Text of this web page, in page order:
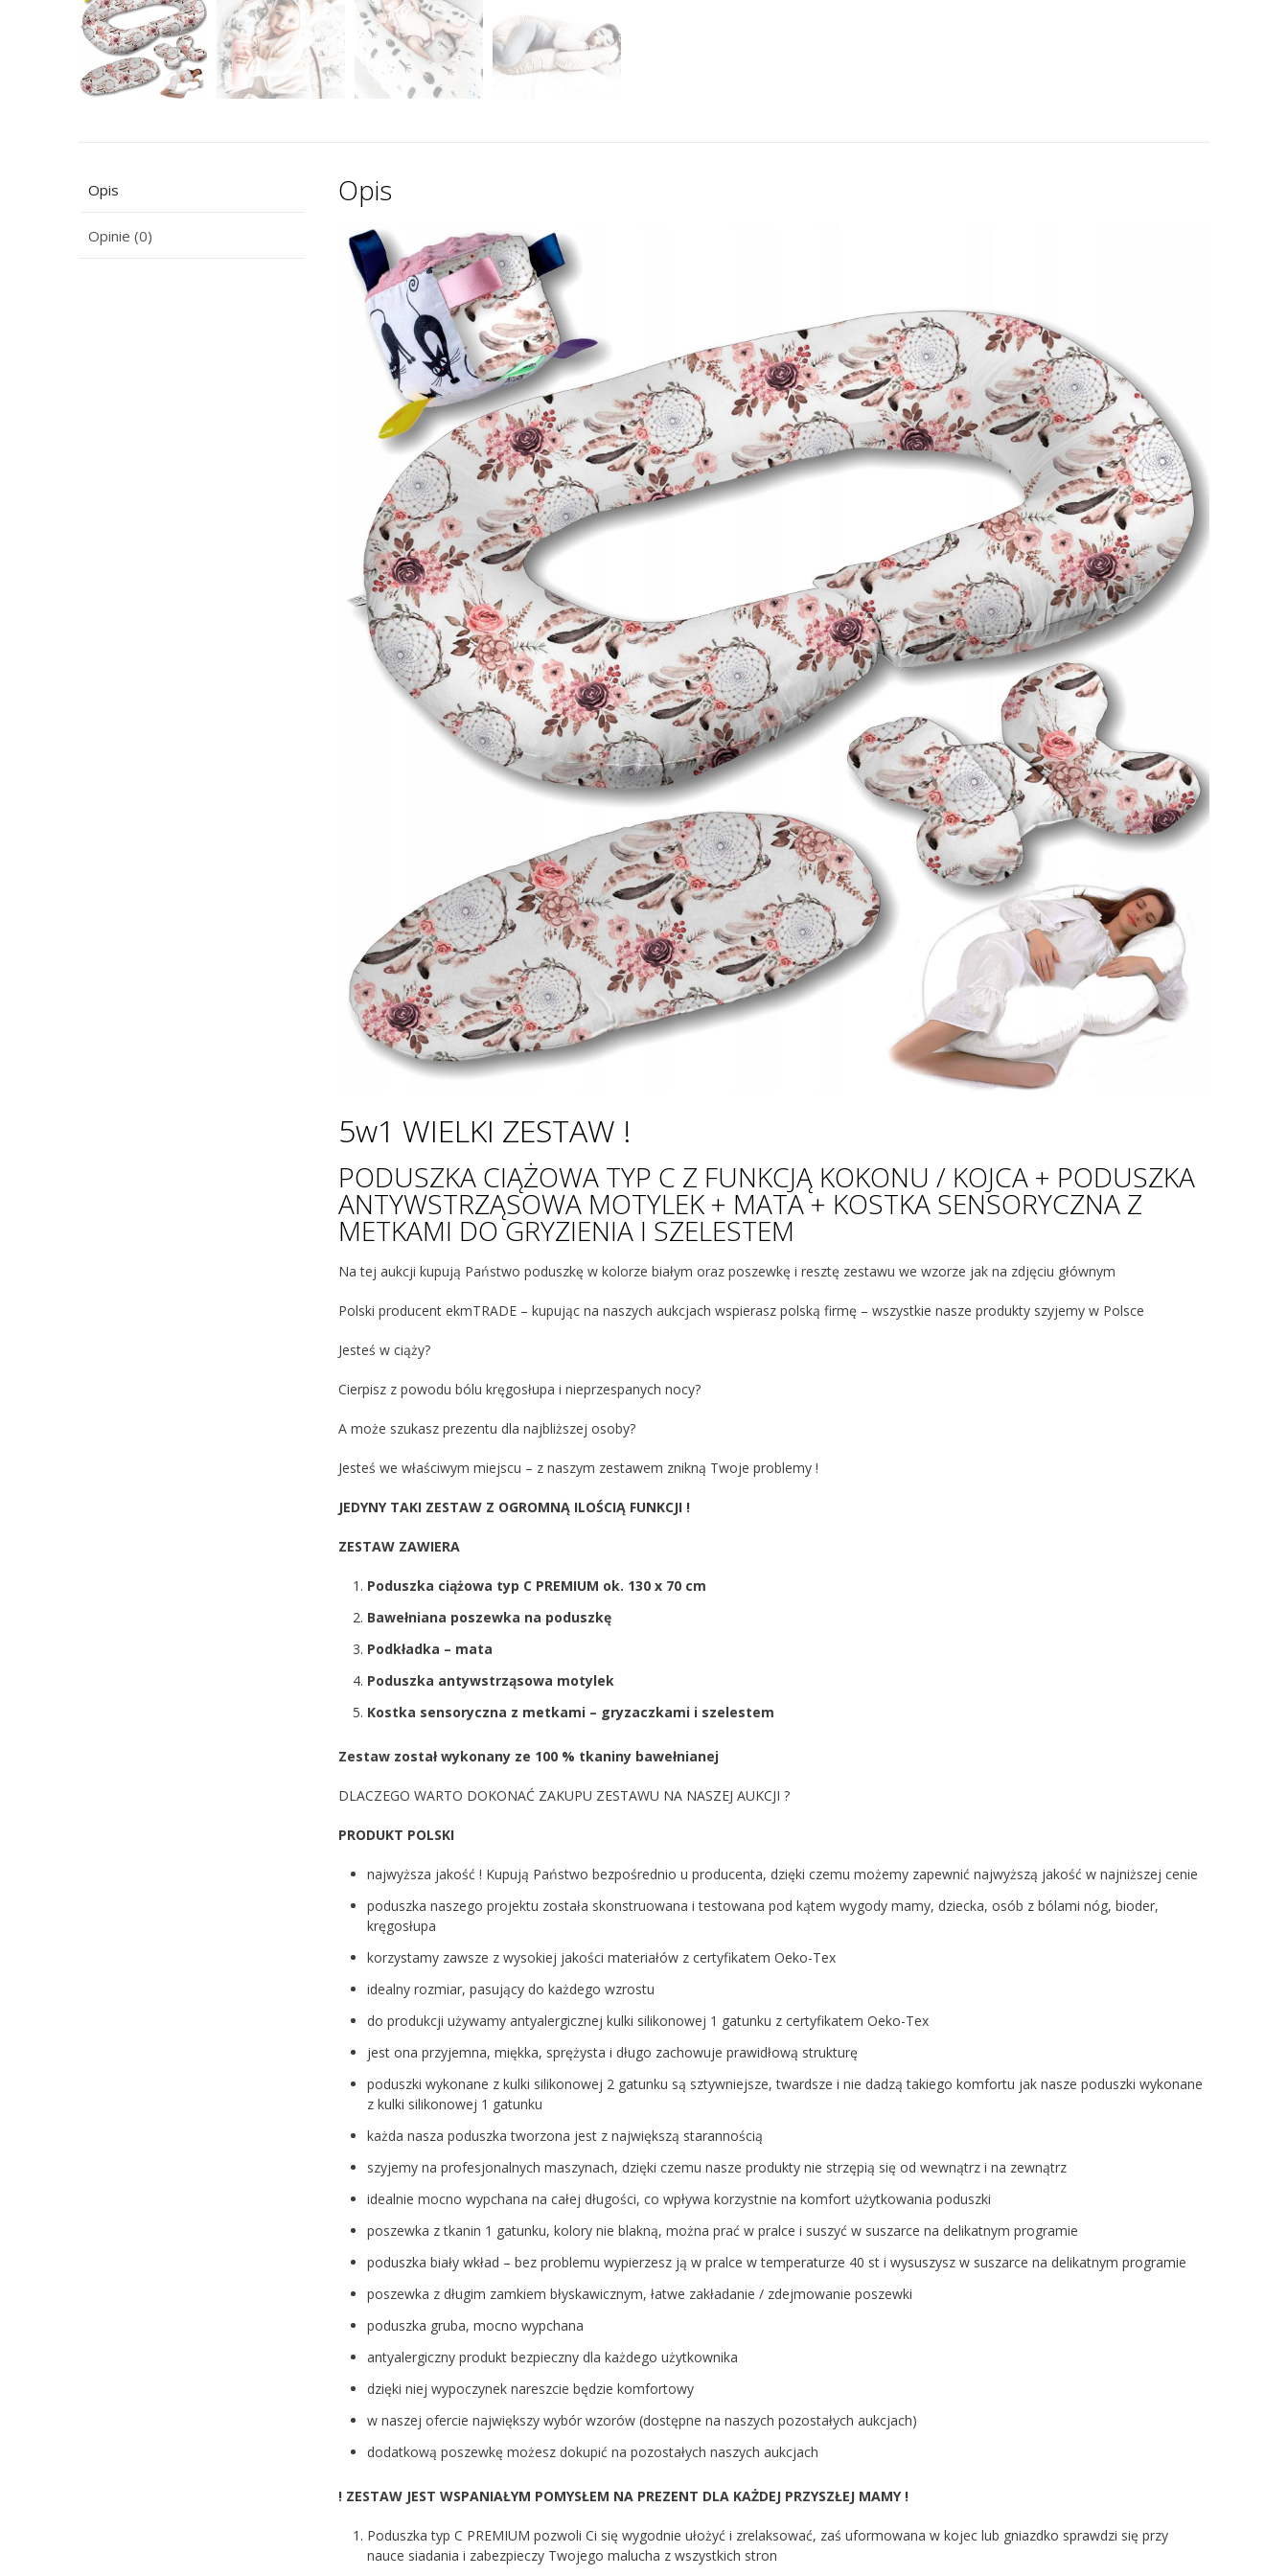
Opis
Opinie (0)
Opis
5w1 WIELKI ZESTAW !
PODUSZKA CIĄŻOWA TYP C Z FUNKCJĄ KOKONU / KOJCA + PODUSZKA
ANTYWSTRZĄSOWA MOTYLEK + MATA + KOSTKA SENSORYCZNA Z
METKAMI DO GRYZIENIA I SZELESTEM
Na tej aukcji kupują Państwo poduszkę w kolorze białym oraz poszewkę i resztę zestawu we wzorze jak na zdjęciu głównym
Polski producent ekmTRADE – kupując na naszych aukcjach wspierasz polską firmę – wszystkie nasze produkty szyjemy w Polsce
Jesteś w ciąży?
Cierpisz z powodu bólu kręgosłupa i nieprzespanych nocy?
A może szukasz prezentu dla najbliższej osoby?
Jesteś we właściwym miejscu – z naszym zestawem znikną Twoje problemy !
JEDYNY TAKI ZESTAW Z OGROMNĄ ILOŚCIĄ FUNKCJI !
ZESTAW ZAWIERA
Poduszka ciążowa typ C PREMIUM ok. 130 x 70 cm
Bawełniana poszewka na poduszkę
Podkładka – mata
Poduszka antywstrząsowa motylek
Kostka sensoryczna z metkami – gryzaczkami i szelestem
Zestaw został wykonany ze 100 % tkaniny bawełnianej
DLACZEGO WARTO DOKONAĆ ZAKUPU ZESTAWU NA NASZEJ AUKCJI ?
PRODUKT POLSKI
najwyższa jakość ! Kupują Państwo bezpośrednio u producenta, dzięki czemu możemy zapewnić najwyższą jakość w najniższej cenie
poduszka naszego projektu została skonstruowana i testowana pod kątem wygody mamy, dziecka, osób z bólami nóg, bioder,
kręgosłupa
korzystamy zawsze z wysokiej jakości materiałów z certyfikatem Oeko-Tex
idealny rozmiar, pasujący do każdego wzrostu
do produkcji używamy antyalergicznej kulki silikonowej 1 gatunku z certyfikatem Oeko-Tex
jest ona przyjemna, miękka, sprężysta i długo zachowuje prawidłową strukturę
poduszki wykonane z kulki silikonowej 2 gatunku są sztywniejsze, twardsze i nie dadzą takiego komfortu jak nasze poduszki wykonane
z kulki silikonowej 1 gatunku
każda nasza poduszka tworzona jest z największą starannością
szyjemy na profesjonalnych maszynach, dzięki czemu nasze produkty nie strzępią się od wewnątrz i na zewnątrz
idealnie mocno wypchana na całej długości, co wpływa korzystnie na komfort użytkowania poduszki
poszewka z tkanin 1 gatunku, kolory nie blakną, można prać w pralce i suszyć w suszarce na delikatnym programie
poduszka biały wkład – bez problemu wypierzesz ją w pralce w temperaturze 40 st i wysuszysz w suszarce na delikatnym programie
poszewka z długim zamkiem błyskawicznym, łatwe zakładanie / zdejmowanie poszewki
poduszka gruba, mocno wypchana
antyalergiczny produkt bezpieczny dla każdego użytkownika
dzięki niej wypoczynek nareszcie będzie komfortowy
w naszej ofercie największy wybór wzorów (dostępne na naszych pozostałych aukcjach)
dodatkową poszewkę możesz dokupić na pozostałych naszych aukcjach
! ZESTAW JEST WSPANIAŁYM POMYSŁEM NA PREZENT DLA KAŻDEJ PRZYSZŁEJ MAMY !
Poduszka typ C PREMIUM pozwoli Ci się wygodnie ułożyć i zrelaksować, zaś uformowana w kojec lub gniazdko sprawdzi się przy
nauce siadania i zabezpieczy Twojego malucha z wszystkich stron